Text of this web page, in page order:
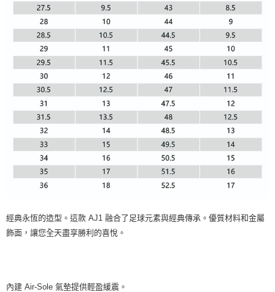
經典永恆的造型。這款 AJ1 融合了足球元素與經典傳承。優質材料和金屬
飾面，讓您全天盡享勝利的喜悅。
內建 Air-Sole 氣墊提供輕盈緩震。